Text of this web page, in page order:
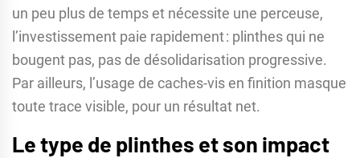
un peu plus de temps et nécessite une perceuse,
l’investissement paie rapidement : plinthes qui ne
bougent pas, pas de désolidarisation progressive.
Par ailleurs, l’usage de caches-vis en finition masque
toute trace visible, pour un résultat net.
Le type de plinthes et son impact